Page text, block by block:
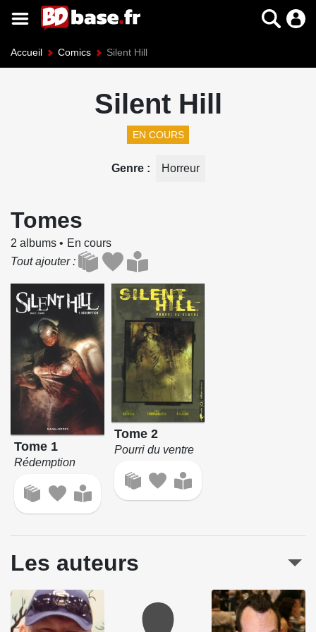
Accueil Comics Silent Hill
Silent Hill
EN COURS
Genre Horreur
Tomes
2 albums
En cours
Tout ajouter
Tome 1
Rédemption
Tome 2
Pourri du ventre
Les auteurs